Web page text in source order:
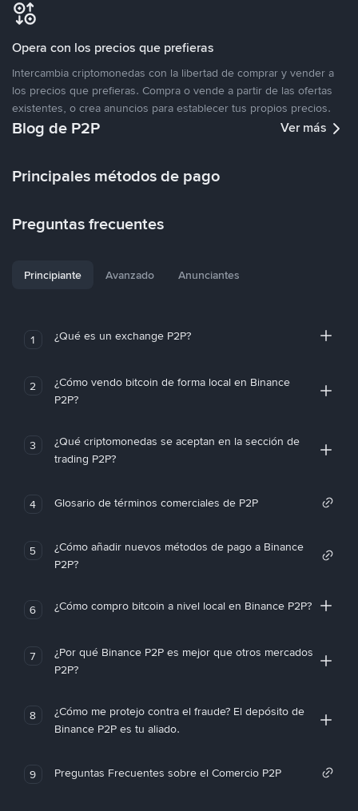
Opera con los precios que prefieras
Intercambia criptomonedas con la libertad de comprar y vender a
los precios que prefieras. Compra o vende a partir de las ofertas
existentes, o crea anuncios para establecer tus propios precios.
Blog de P2P Ver más
Principales métodos de pago
Preguntas frecuentes
Principiante Avanzado Anunciantes
1 ¿Qué es un exchange P2P?
2
¿Cómo vendo bitcoin de forma local en Binance
P2P?
3
¿Qué criptomonedas se aceptan en la sección de
trading P2P?
4 Glosario de términos comerciales de P2P
5
¿Cómo añadir nuevos métodos de pago a Binance
P2P?
6 ¿Cómo compro bitcoin a nivel local en Binance P2P?
7
¿Por qué Binance P2P es mejor que otros mercados
P2P?
8
¿Cómo me protejo contra el fraude? El depósito de
Binance P2P es tu aliado.
9 Preguntas Frecuentes sobre el Comercio P2P